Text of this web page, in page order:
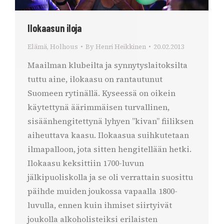
Ilokaasun iloja
Elämä, Holhous By Henri Heikkinen 20.02.2013
Maailman klubeilta ja synnytyslaitoksilta
tuttu aine, ilokaasu on rantautunut
Suomeen rytinällä. Kyseessä on oikein
käytettynä äärimmäisen turvallinen,
sisäänhengitettynä lyhyen ”kivan” fiiliksen
aiheuttava kaasu. Ilokaasua suihkutetaan
ilmapalloon, jota sitten hengitellään hetki.
Ilokaasu keksittiin 1700-luvun
jälkipuoliskolla ja se oli verrattain suosittu
päihde muiden joukossa vapaalla 1800-
luvulla, ennen kuin ihmiset siirtyivät
joukolla alkoholisteiksi erilaisten